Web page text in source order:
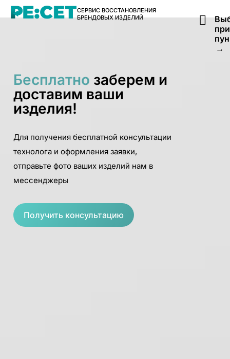
СЕРВИС ВОССТАНОВЛЕНИЯ
БРЕНДОВЫХ ИЗДЕЛИЙ
→
Бесплатно заберем и
доставим ваши
изделия!
Для получения бесплатной консультации
технолога и оформления заявки,
отправьте фото ваших изделий нам в
мессенджеры
Получить консультацию